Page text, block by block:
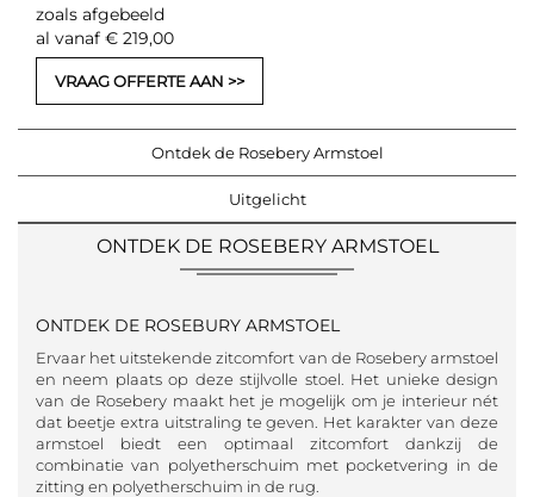
zoals afgebeeld
al vanaf € 219,00
VRAAG OFFERTE AAN
Ontdek de Rosebery Armstoel
Uitgelicht
ONTDEK DE ROSEBERY ARMSTOEL
ONTDEK DE ROSEBURY ARMSTOEL
Ervaar het uitstekende zitcomfort van de Rosebery armstoel
en neem plaats op deze stijlvolle stoel. Het unieke design
van de Rosebery maakt het je mogelijk om je interieur nét
dat beetje extra uitstraling te geven. Het karakter van deze
armstoel biedt een optimaal zitcomfort dankzij de
combinatie van polyetherschuim met pocketvering in de
zitting en polyetherschuim in de rug.